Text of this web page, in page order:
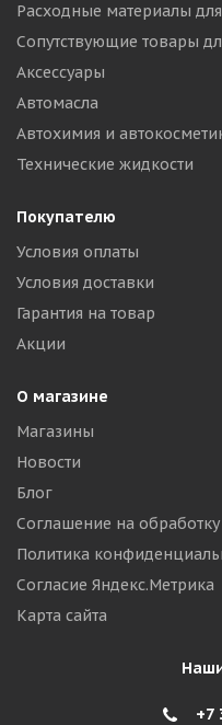
Расходные материалы
Сопутствующие товары
Аксессуары
Автомасла
Автохимия и
Технические жидкости
Покупателю
Условия оплаты
Условия доставки
Гарантия на товар
Акции
О магазине
Магазины
Новости
Блог
Соглашение на
Политика
Согласие Яндекс.Метрика
Карта сайта
+7